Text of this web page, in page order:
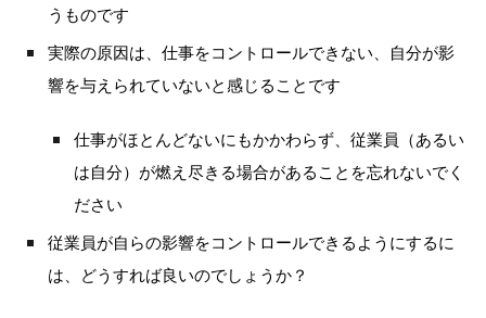
うものです
実際の原因は、仕事をコントロールできない、自分が影
響を与えられていないと感じることです
仕事がほとんどないにもかかわらず、従業員（あるい
は自分）が燃え尽きる場合があることを忘れないでく
ださい
従業員が自らの影響をコントロールできるようにするに
は、どうすれば良いのでしょうか？